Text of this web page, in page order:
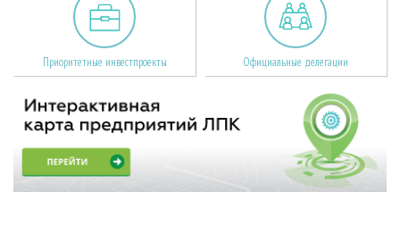
Приоритетные инвестпроекты Официальные делегации